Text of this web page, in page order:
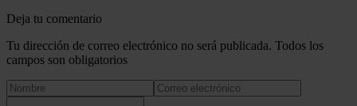
Deja tu comentario
Tu dirección de correo electrónico no será publicada. Todos los
campos son obligatorios